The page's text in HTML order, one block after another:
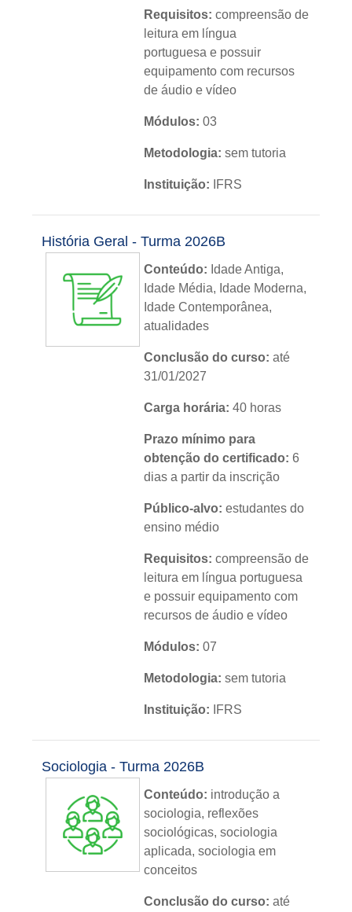
Requisitos: compreensão de
leitura em língua
portuguesa e possuir
equipamento com recursos
de áudio e vídeo
Módulos:03
Metodologia:sem tutoria
Instituição: IFRS
Nível:básico
Idioma:português
História Geral - Turma 2026B
Conteúdo: Idade Antiga,
Idade Média, Idade Moderna,
Idade Contemporânea,
atualidades
Conclusão do curso: até
31/01/2027
Carga horária:40 horas
Prazo mínimo para
obtenção do certificado:6
dias a partir da inscrição
Público-alvo:estudantes do
ensino médio
Requisitos:compreensão de
leitura em língua portuguesa
e possuir equipamento com
recursos de áudio e vídeo
Módulos: 07
Metodologia:sem tutoria
Instituição: IFRS
Nível:básico
Idioma:português
Sociologia - Turma 2026B
Conteúdo: introdução a
sociologia, reflexões
sociológicas, sociologia
aplicada, sociologia em
conceitos
Conclusão do curso: até